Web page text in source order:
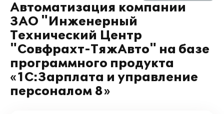
Автоматизация компании
ЗАО "Инженерный
Технический Центр
"Совфрахт-ТяжАвто" на базе
программного продукта
«1С:Зарплата и управление
персоналом 8»